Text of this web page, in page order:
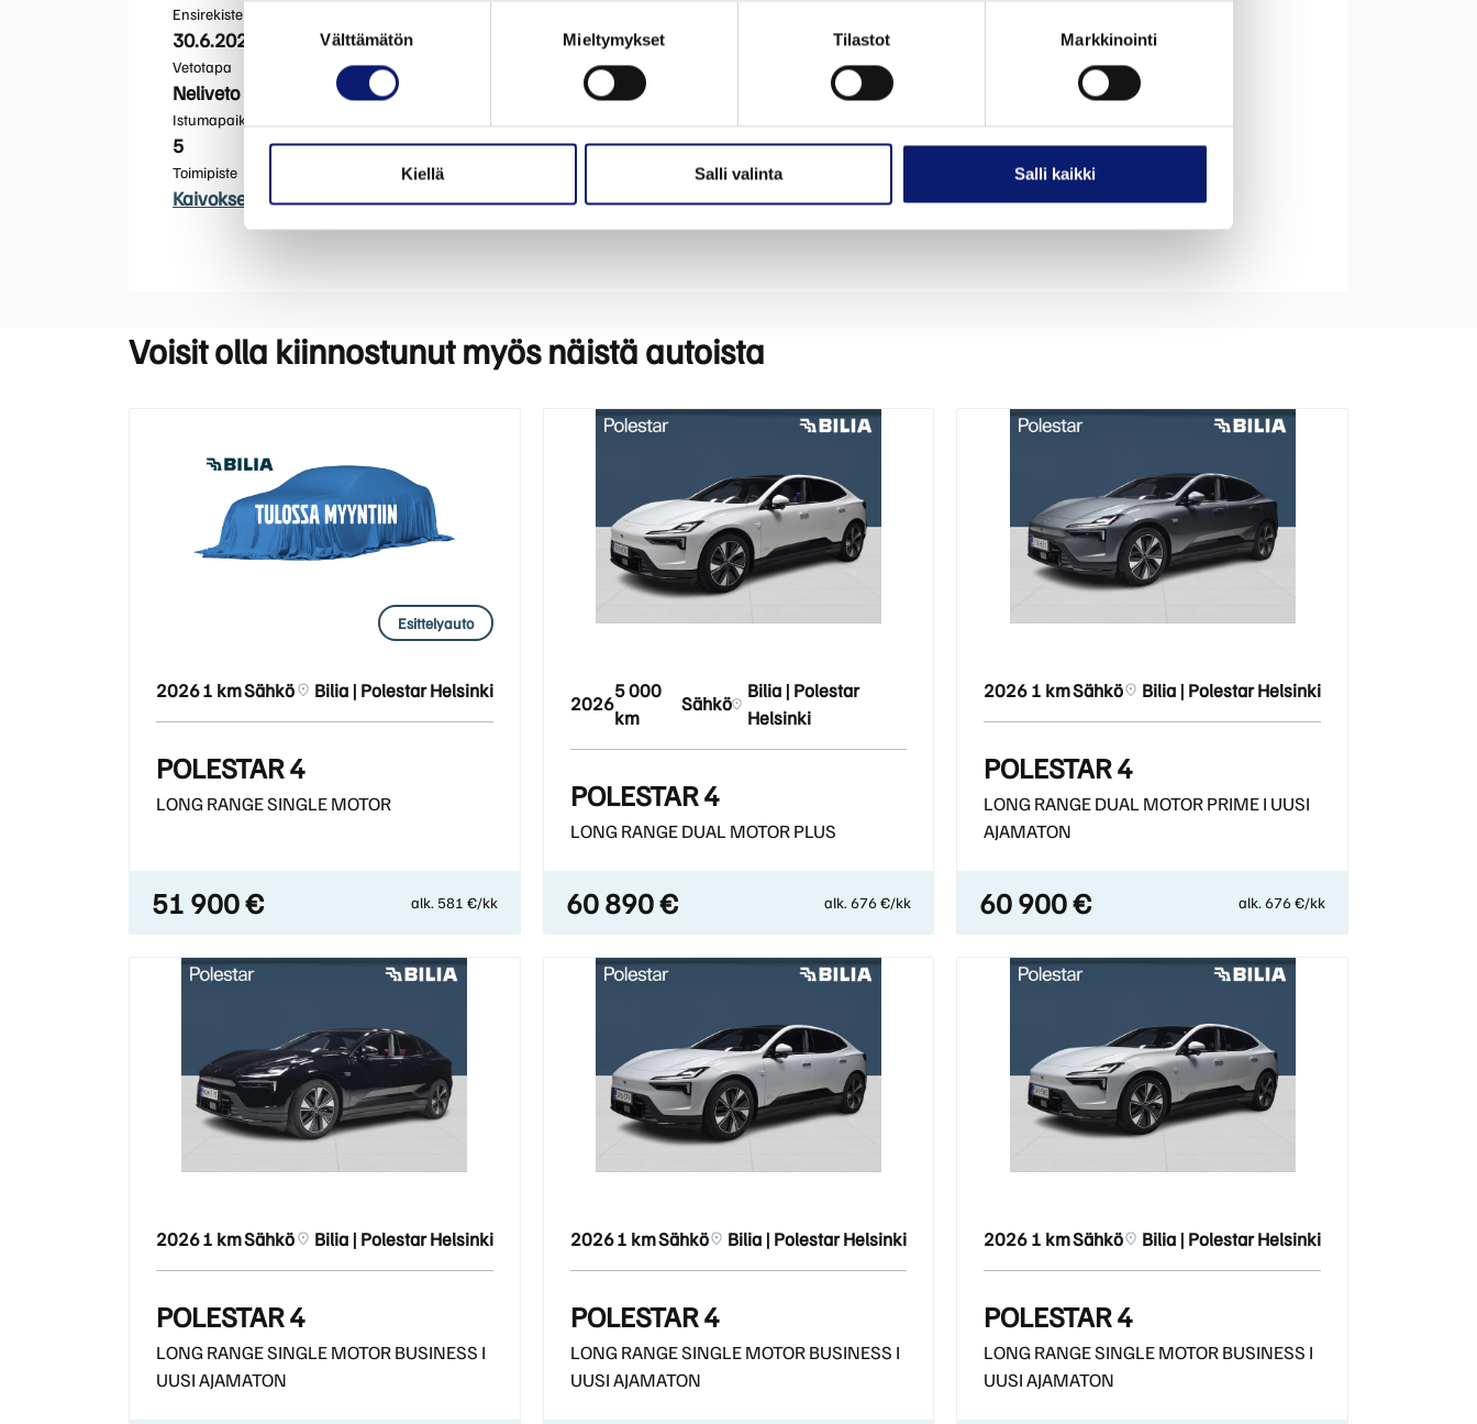
valinta
Välttämätön Mieltymykset Tilastot Markkinointi
Kiellä Salli valinta Salli kaikki
Ensirekisteröinti
30.6.2026 30.6.2026
Vetotapa
Neliveto Harmaa
Istumapaikkoja
5 NON-504 Kyllä
Toimipiste
Kaivoksela
Voisit olla kiinnostunut myös näistä autoista
Esittelyauto
20261 kmSähkö Bilia | Polestar Helsinki
POLESTAR 4
LONG RANGE SINGLE MOTOR
51 900 € alk. 581 €/kk
2026
5 000
km
Sähkö
Bilia | Polestar
Helsinki
POLESTAR 4
LONG RANGE DUAL MOTOR PLUS
60 890 € alk. 676 €/kk
20261 kmSähkö Bilia | Polestar Helsinki
POLESTAR 4
LONG RANGE DUAL MOTOR PRIME I UUSI
AJAMATON
60 900 € alk. 676 €/kk
20261 kmSähkö Bilia | Polestar Helsinki
POLESTAR 4
LONG RANGE SINGLE MOTOR BUSINESS I
UUSI AJAMATON
20261 kmSähkö Bilia | Polestar Helsinki
POLESTAR 4
LONG RANGE SINGLE MOTOR BUSINESS I
UUSI AJAMATON
20261 kmSähkö Bilia | Polestar Helsinki
POLESTAR 4
LONG RANGE SINGLE MOTOR BUSINESS I
UUSI AJAMATON